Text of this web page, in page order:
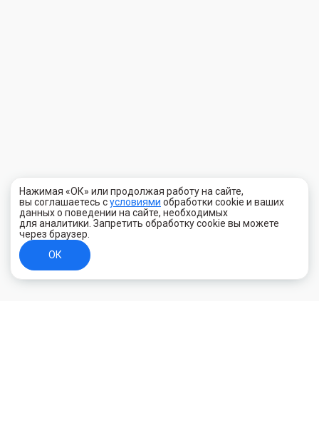
Нажимая «ОК» или продолжая работу на сайте,
вы соглашаетесь сусловиями обработки cookie и ваших
данных о поведении на сайте, необходимых
для аналитики. Запретить обработку cookie вы можете
через браузер.
ОК